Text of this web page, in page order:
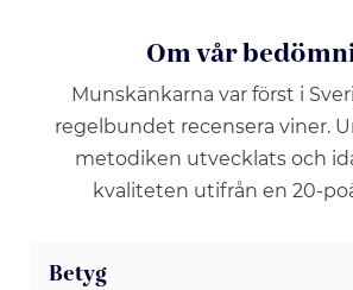
Om vår
Munskänkarna var först i
regelbundet recensera viner.
metodiken utvecklats och
kvaliteten utifrån en 20-
Betyg